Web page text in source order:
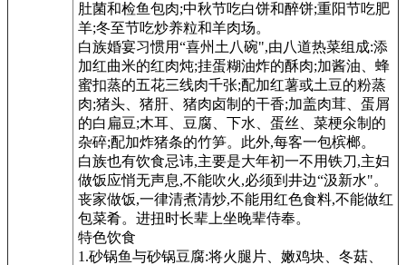
肚菌和检鱼包肉;中秋节吃白饼和醉饼;重阳节吃肥
羊;冬至节吃炒养粒和羊肉场。
白族婚宴习惯用“喜州土八碗",由八道热菜组成:添
加红曲米的红肉炖;挂蛋糊油炸的酥肉;加酱油、蜂
蜜扣蒸的五花三线肉千张;配加红薯或土豆的粉蒸
肉;猪头、猪肝、猪肉卤制的干香;加盖肉茸、蛋屑
的白扁豆;木耳、豆腐、下水、蛋丝、菜梗氽制的
杂碎;配加炸猪条的竹笋。此外,每客一包槟榔。
白族也有饮食忌讳,主要是大年初一不用铁刀,主妇
做饭应悄无声息,不能吹火,必须到井边“汲新水"。
丧家做饭,一律清煮清炒,不能用红色食料,不能做红
包菜肴。进扭时长辈上坐晚辈侍奉。
特色饮食
1.砂锅鱼与砂锅豆腐:将火腿片、嫩鸡块、冬菇、